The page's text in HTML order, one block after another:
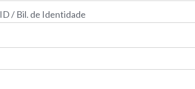
/ Bil. de Identidade